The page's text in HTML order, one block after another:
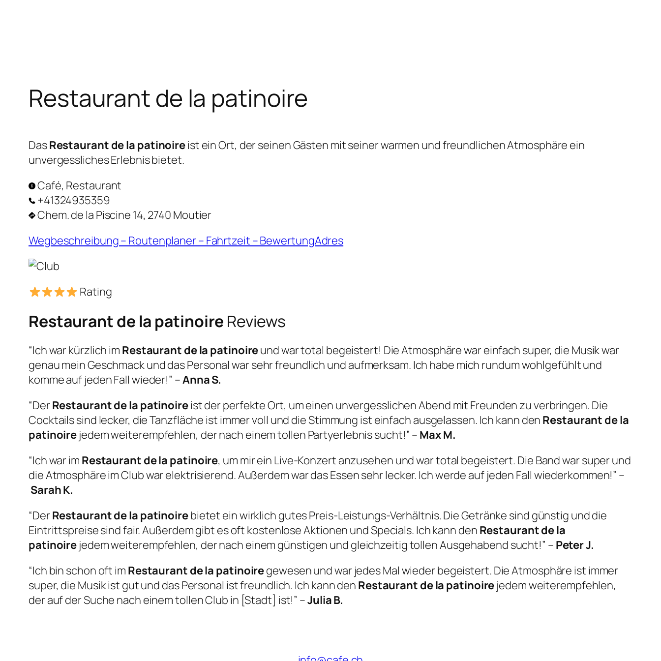
Restaurant de la patinoire
DasRestaurant de la patinoireist ein Ort, der seinen Gästen mit seiner warmen und freundlichen Atmosphäre ein
unvergessliches Erlebnis bietet.
Café, Restaurant
+41324935359
Chem. de la Piscine 14, 2740 Moutier
Wegbeschreibung – Routenplaner – Fahrtzeit – BewertungAdres
Rating
Restaurant de la patinoire Reviews
“Ich war kürzlich im Restaurant de la patinoireund war total begeistert! Die Atmosphäre war einfach super, die Musik war
genau mein Geschmack und das Personal war sehr freundlich und aufmerksam. Ich habe mich rundum wohlgefühlt und
komme auf jeden Fall wieder!” –Anna S.
“Der Restaurant de la patinoireist der perfekte Ort, um einen unvergesslichen Abend mit Freunden zu verbringen. Die
Cocktails sind lecker, die Tanzfläche ist immer voll und die Stimmung ist einfach ausgelassen. Ich kann den Restaurant de la
patinoire jedem weiterempfehlen, der nach einem tollen Partyerlebnis sucht!” – Max M.
“Ich war im Restaurant de la patinoire, um mir ein Live-Konzert anzusehen und war total begeistert. Die Band war super und
die Atmosphäre im Club war elektrisierend. Außerdem war das Essen sehr lecker. Ich werde auf jeden Fall wiederkommen!” –
Sarah K.
“Der Restaurant de la patinoirebietet ein wirklich gutes Preis-Leistungs-Verhältnis. Die Getränke sind günstig und die
Eintrittspreise sind fair. Außerdem gibt es oft kostenlose Aktionen und Specials. Ich kann den Restaurant de la
patinoire jedem weiterempfehlen, der nach einem günstigen und gleichzeitig tollen Ausgehabend sucht!” – Peter J.
“Ich bin schon oft im Restaurant de la patinoiregewesen und war jedes Mal wieder begeistert. Die Atmosphäre ist immer
super, die Musik ist gut und das Personal ist freundlich. Ich kann den Restaurant de la patinoire jedem weiterempfehlen,
der auf der Suche nach einem tollen Club in [Stadt] ist!” –Julia B.